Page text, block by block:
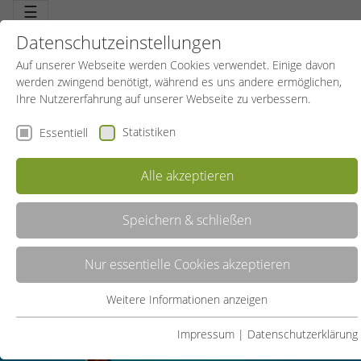
☰
AquaFit & SUP im Innenhafen
Datenschutzeinstellungen
Auf unserer Webseite werden Cookies verwendet. Einige davon
werden zwingend benötigt, während es uns andere ermöglichen,
Ihre Nutzererfahrung auf unserer Webseite zu verbessern.
Essentiell Statistiken
Alle akzeptieren
Speichern & schließen
Nur essentielle Cookies akzeptieren
Essentielle Cookies werden für grundlegende Funktionen der
Weitere Informationen anzeigen
Impressum | Datenschutzerklärung